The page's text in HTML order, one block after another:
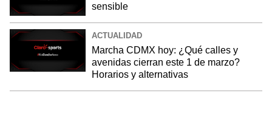
sensible
ACTUALIDAD
Marcha CDMX hoy: ¿Qué calles y
avenidas cierran este 1 de marzo?
Horarios y alternativas